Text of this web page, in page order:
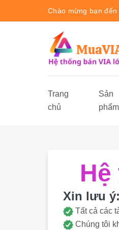
Chào mừng bạn
Trang
chủ
Sản
phẩm
Xin lưu ý:
Tất cả các
Chúng tôi